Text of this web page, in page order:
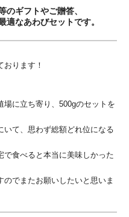
のギフトやご贈答、
適なあわびセットです。
ります！
に立ち寄り、500gのセットを
て、思わず総額どれ位になる
食べると本当に美味しかった
でまたお願いしたいと思いま